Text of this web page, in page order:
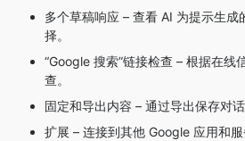
多个草稿响应 – 查看 AI 为提示生成
择。
“Google 搜索”链接检查 – 根据在线
查。
固定和导出内容 – 通过导出保存对
扩展 – 连接到其他 Google 应用和服